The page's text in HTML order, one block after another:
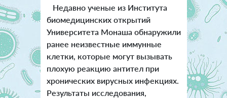
Недавно ученые из Института
биомедицинских открытий
Университета Монаша обнаружили
ранее неизвестные иммунные
клетки, которые могут вызывать
плохую реакцию антител при
хронических вирусных инфекциях.
Результаты исследования,